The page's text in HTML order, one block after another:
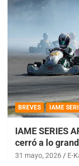
BREVES IAME
IAME SERIES
cerró a lo
31 mayo, 2026 E-